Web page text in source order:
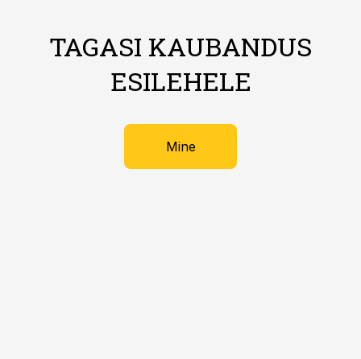
TAGASI KAUBANDUS
ESILEHELE
Mine